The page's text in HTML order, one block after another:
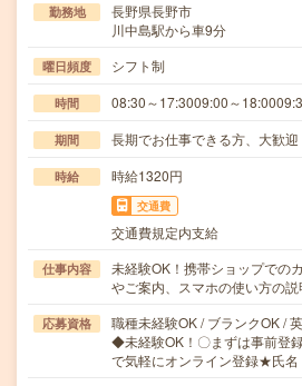
勤務地
長野県長野市
川中島駅から車9分
曜日頻度 シフト制
時間 08:30～17:3009:00～
期間 長期でお仕事できる方、大歓迎
時給 時給1320円
交通費
交通費規定内支給
仕事内容
未経験OK！携帯ショップでの
やご案内、スマホの使い方の
応募資格
職種未経験OK / ブランクOK /
◆未経験OK！〇まずは事前登
で気軽にオンライン登録★氏